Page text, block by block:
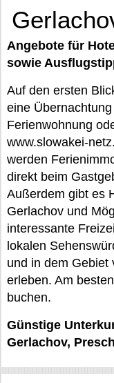
Angebote für
sowie
Auf den ersten
eine
Ferienwohnung
www.slowakei-
werden
direkt beim
Außerdem gibt es
Gerlachov und
interessante
lokalen
und in dem Gebiet
erleben. Am
buchen.
Günstige
Gerlachov,